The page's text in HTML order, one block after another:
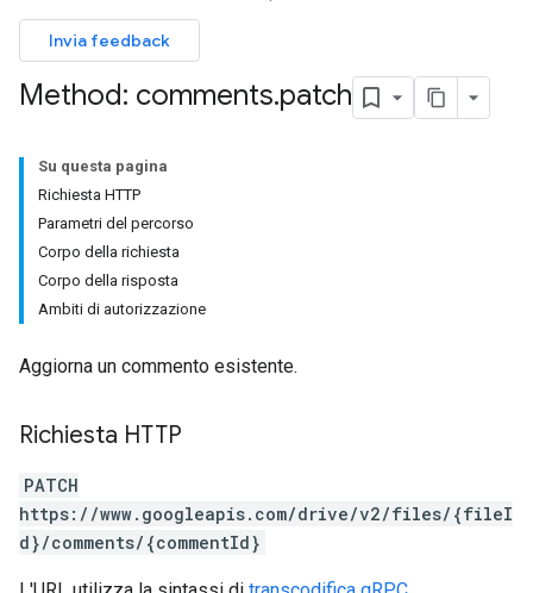
Invia feedback
Method: comments.patch
Su questa pagina
Richiesta HTTP
Parametri del percorso
Corpo della richiesta
Corpo della risposta
Ambiti di autorizzazione
Aggiorna un commento esistente.
Richiesta HTTP
PATCH
https://www.googleapis.com/drive/v2/files/{fileI
d}/comments/{commentId}